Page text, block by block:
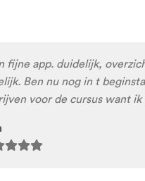
om nieuwe talen mee te
en leert je stapsgewijs